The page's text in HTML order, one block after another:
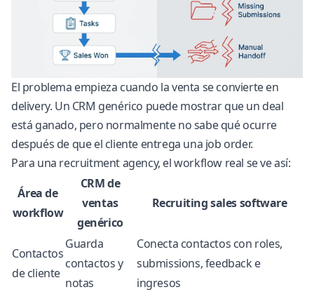
El problema empieza cuando la venta se convierte en
delivery. Un CRM genérico puede mostrar que un deal
está ganado, pero normalmente no sabe qué ocurre
después de que el cliente entrega una job order.
Para una recruitment agency, el workflow real se ve así:
Área de
workflow
CRM de
ventas
genérico
Recruiting sales software
Contactos
de cliente
Guarda
contactos y
notas
Conecta contactos con roles,
submissions, feedback e
ingresos